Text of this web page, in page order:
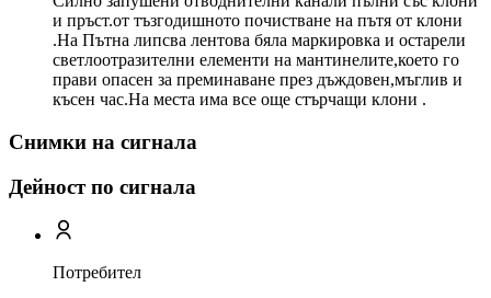
и пръст.от тъзгодишното почистване на пътя от клони
.На Пътна липсва лентова бяла маркировка и остарели
светлоотразителни елементи на мантинелите,което го
прави опасен за преминаване през дъждовен,мъглив и
късен час.На места има все още стърчащи клони .
Снимки на сигнала
Дейност по сигнала
Потребител